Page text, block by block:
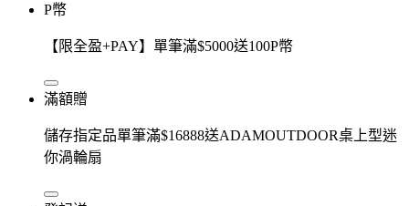
P幣
【限全盈+PAY】單筆滿$5000送100P幣
滿額贈
儲存指定品單筆滿$16888送ADAMOUTDOOR桌上型迷
你渦輪扇